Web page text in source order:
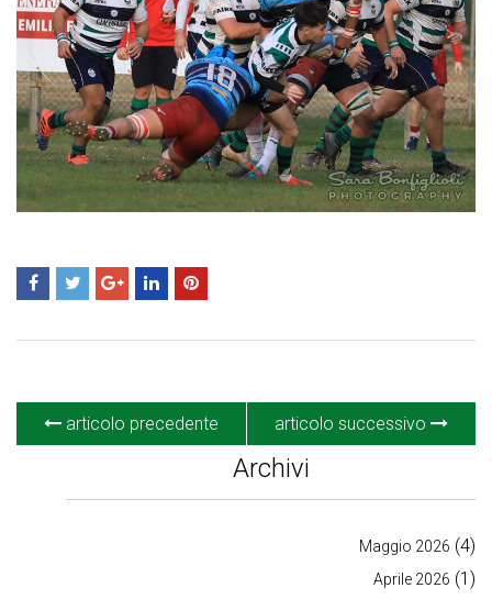
articolo precedente articolo successivo
Archivi
Maggio 2026 (4)
Aprile 2026 (1)